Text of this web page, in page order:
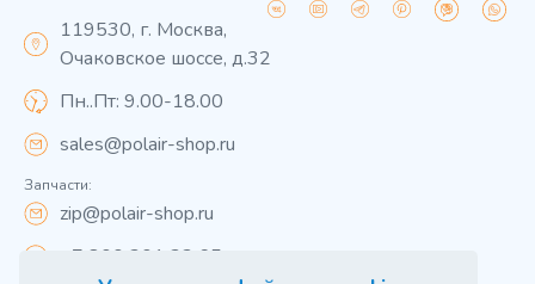
119530, г. Москва,
Очаковское шоссе, д.32
Пн..Пт: 9.00-18.00
sales@polair-shop.ru
Запчасти:
zip@polair-shop.ru
+7 800 301 33 65